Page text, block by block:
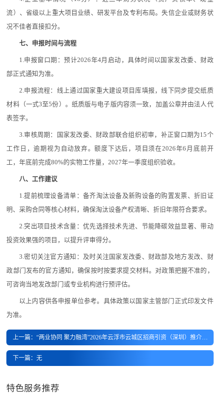
流）、省级以上重大项目业绩、研发平台及专利布局。失信企业或财务状
况不佳者直接扣分。
七、申报时间与流程
1.申报窗口期：预计2026年4月启动，具体时间以国家发改委、财政
部正式通知为准。
2.申报流程：线上通过国家重大建设项目库填报，线下同步提交纸质
材料（一式3至5份）。纸质版与电子版内容须一致，加盖公章并由法人代
表签字。
3.审核周期：国家发改委、财政部联合组织初审，补正窗口期为15个
工作日，逾期视为自动放弃。额度下达后，项目须在2026年6月底前开
工，年底前完成80%的实物工作量，2027年一季度组织验收。
八、工作建议
1.提前梳理设备清单：备齐淘汰设备及新购设备的购置发票、折旧证
明、采购合同等核心材料，确保淘汰设备产权清晰、折旧年限符合要求。
2.突出项目技术含量：优先选择技术先进、节能降碳效益显著、带动
投资效果强的项目，以提升评审得分。
3.密切关注官方通知：及时关注国家发改委、财政部及地方发改、财
政部门发布的官方通知，确保按时按要求提交材料。对政策把握不准的，
可咨询当地发改部门或专业机构进行预评估。
以上内容供各申报单位参考。具体政策以国家主管部门正式印发文件
为准。
上一篇：“两业协同 聚力融湾”2026年云浮市云城区招商引资（深圳）推介会邀请函
下一篇：无
特色服务推荐